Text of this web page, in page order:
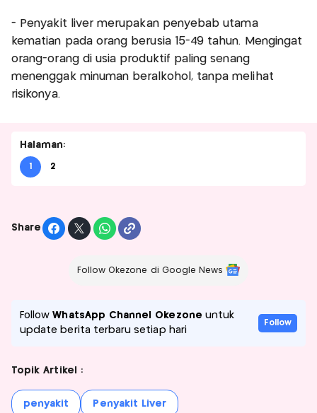
- Penyakit liver merupakan penyebab utama
kematian pada orang berusia 15-49 tahun. Mengingat
orang-orang di usia produktif paling senang
menenggak minuman beralkohol, tanpa melihat
risikonya.
Halaman:
1 2
Share
Follow Okezone di Google News
FollowWhatsApp Channel Okezone untuk
update berita terbaru setiap hari
Follow
Topik Artikel :
penyakit Penyakit Liver